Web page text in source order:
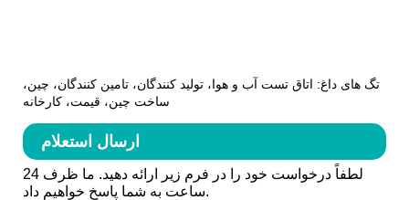
تگ های داغ: اتاق تست آب و هوا، تولید کنندگان، تامین کنندگان، چین،
ساخت چین، قیمت، کارخانه
ارسال استعلام
لطفاً درخواست خود را در فرم زیر ارائه دهید. ما ظرف 24
ساعت به شما پاسخ خواهیم داد.